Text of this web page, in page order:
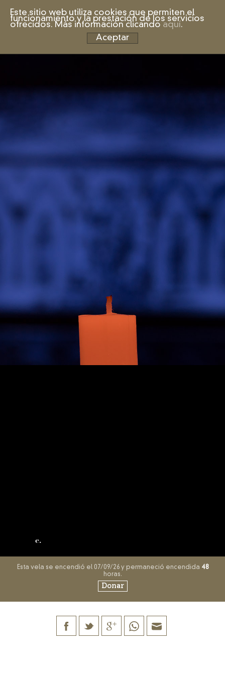
Este sitio web utiliza cookies que permiten el
funcionamiento y la prestación de los servicios
ofrecidos. Más información clicando aquí.
Aceptar
e.
Esta vela se encendió el 07/09/26 y permaneció encendida 48
horas.
Donar